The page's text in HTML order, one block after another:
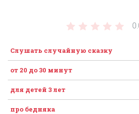
Слушать случайную сказку
от 20 до 30 минут
для детей 3 лет
про бедняка